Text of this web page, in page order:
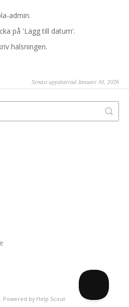
admin.
på 'Lägg till datum'.
hälsningen.
Senast uppdaterad Januari 30, 2026
Powered by Help Scout